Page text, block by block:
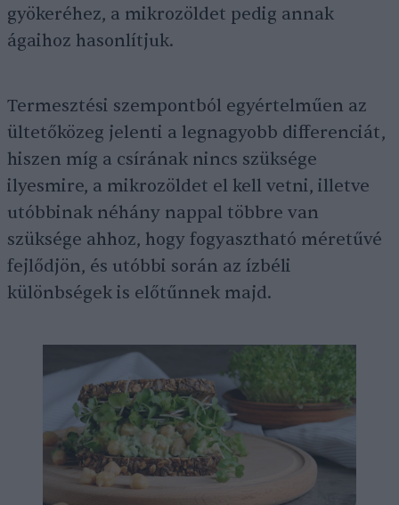
gyökeréhez, a mikrozöldet pedig annak
ágaihoz hasonlítjuk.
Termesztési szempontból egyértelműen az
ültetőközeg jelenti a legnagyobb differenciát,
hiszen míg a csírának nincs szüksége
ilyesmire, a mikrozöldet el kell vetni, illetve
utóbbinak néhány nappal többre van
szüksége ahhoz, hogy fogyasztható méretűvé
fejlődjön, és utóbbi során az ízbéli
különbségek is előtűnnek majd.